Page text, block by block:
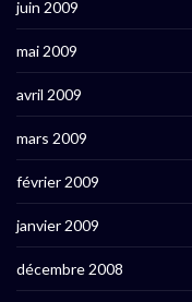
juin 2009
mai 2009
avril 2009
mars 2009
février 2009
janvier 2009
décembre 2008